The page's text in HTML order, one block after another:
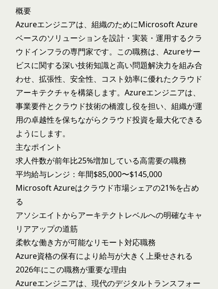
概要
Azureエンジニアは、組織のためにMicrosoft Azure
ベースのソリューションを設計・実装・運用するクラ
ウドインフラの専門家です。この職務は、Azureサー
ビスに関する深い技術知識と高い問題解決力を組み合
わせ、拡張性、安全性、コスト効率に優れたクラウド
アーキテクチャを構築します。Azureエンジニアは、
事業要件とクラウド技術の橋渡し役を担い、組織が運
用の卓越性を保ちながらクラウド投資を最大化できる
ようにします。
主なポイント
求人件数が前年比25%増加している高需要の職務
平均給与レンジ：年間$85,000〜$145,000
Microsoft Azureはクラウド市場シェアの21%を占め
る
アソシエイトからアーキテクトレベルへの明確なキャ
リアアップの道筋
柔軟な働き方が可能なリモート対応職務
Azure資格の保有により給与が大きく上乗せされる
2026年にこの職務が重要な理由
Azureエンジニアは、現代のデジタルトランスフォー